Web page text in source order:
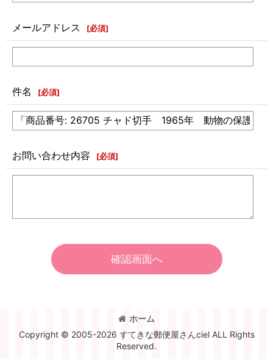
メールアドレス [必須]
件名 [必須]
お問い合わせ内容 [必須]
確認画面へ
ホーム
Copyright © 2005-2026 すてきな郵便屋さんciel ALL Rights
Reserved.